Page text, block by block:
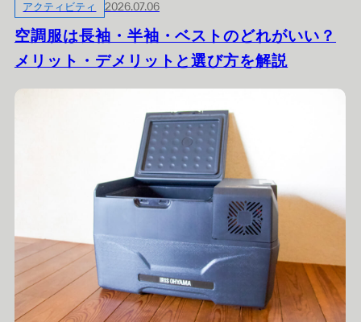
アクティビティ 2026.07.06
空調服は長袖・半袖・ベストのどれがいい？
メリット・デメリットと選び方を解説